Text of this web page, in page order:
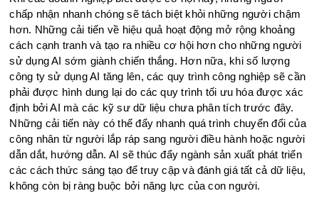
chấp nhận nhanh chóng sẽ tách biệt khỏi những người chậm
hơn. Những cải tiến về hiệu quả hoạt động mở rộng khoảng
cách cạnh tranh và tạo ra nhiều cơ hội hơn cho những người
sử dụng AI sớm giành chiến thắng. Hơn nữa, khi số lượng
công ty sử dụng AI tăng lên, các quy trình công nghiệp sẽ cần
phải được hình dung lại do các quy trình tối ưu hóa được xác
định bởi AI mà các kỹ sư dữ liệu chưa phân tích trước đây.
Những cải tiến này có thể đẩy nhanh quá trình chuyển đổi của
công nhân từ người lắp ráp sang người điều hành hoặc người
dẫn dắt, hướng dẫn. AI sẽ thúc đẩy ngành sản xuất phát triển
các cách thức sáng tạo để truy cập và đánh giá tất cả dữ liệu,
không còn bị ràng buộc bởi năng lực của con người.